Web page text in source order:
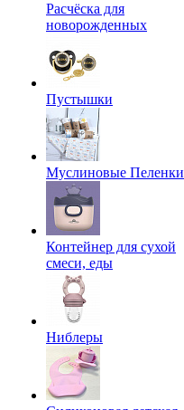
Расчёска для
новорожденных
Пустышки
Муслиновые Пеленки
Контейнер для сухой
смеси, еды
Ниблеры